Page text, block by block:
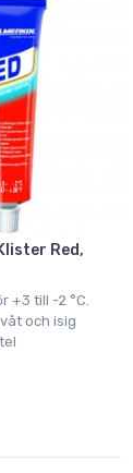
Red,
+3 till -2 °C.
och isig